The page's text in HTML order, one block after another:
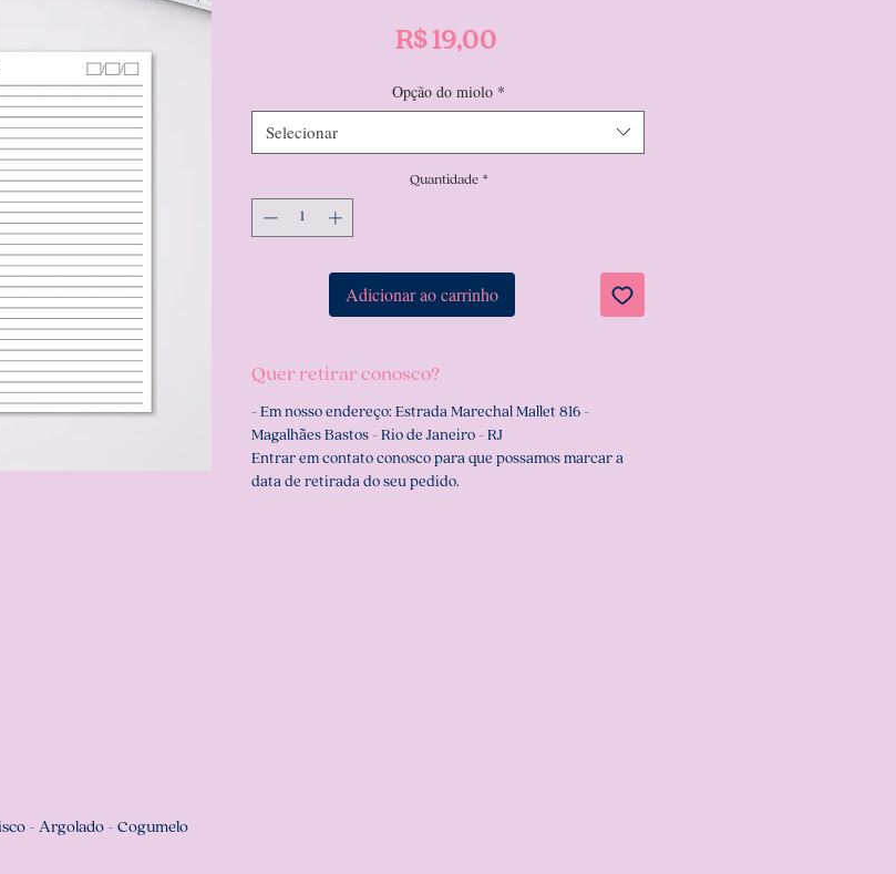
- Argolado - Cogumelo
R$ 19,00Preço
Opção do miolo *
Selecionar
Quantidade *
Adicionar ao carrinho
Quer retirar conosco?
- Em nosso endereço: Estrada Marechal Mallet 816 -
Magalhães Bastos - Rio de Janeiro - RJ
Entrar em contato conosco para que possamos marcar a
data de retirada do seu pedido.